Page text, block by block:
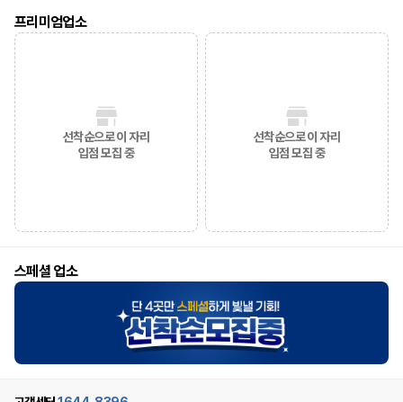
프리미엄업소
선착순으로 이 자리
입점 모집 중
선착순으로 이 자리
입점 모집 중
스페셜 업소